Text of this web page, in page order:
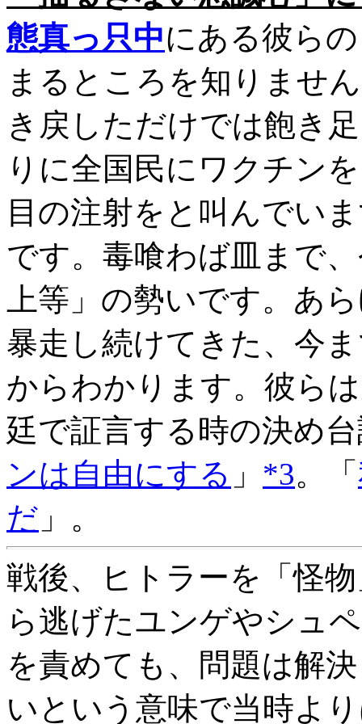
態真っ只中にある彼ら
まるところを知りませ
き戻しただけでは飽き
りに全国民にワクチン
目の注射をと叫んでい
です。毒喰わば皿まで
上等」の勢いです。あ
暴走し続けてきた、今
からわかります。彼ら
廷で証言する時の決め
ンは自由にする 」 *3。「
だ 」。
戦後、ヒトラーを「怪
ら逃げたユンゲやシュ
を責めても、問題は解
いという意味で当時よ